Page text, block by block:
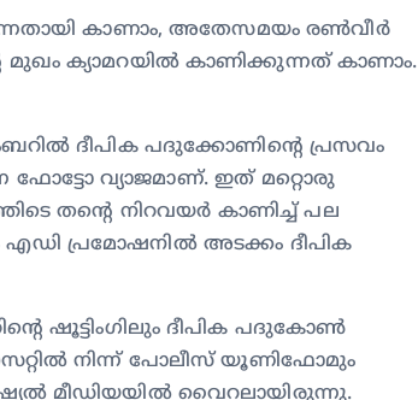
കാണാം, അതേസമയം രൺവീർ
ക്യാമറയിൽ കാണിക്കുന്നത് കാണാം.
ദീപിക പദുക്കോണിന്‍റെ പ്രസവം
ഫോട്ടോ വ്യാജമാണ്. ഇത് മറ്റൊരു
തന്‍റെ നിറവയര്‍ കാണിച്ച് പല
എഡി പ്രമോഷനില്‍ അടക്കം ദീപിക
ഷൂട്ടിംഗിലും ദീപിക പദുകോണ്‍
നിന്ന് പോലീസ് യൂണിഫോമും
മീഡിയയിൽ വൈറലായിരുന്നു.